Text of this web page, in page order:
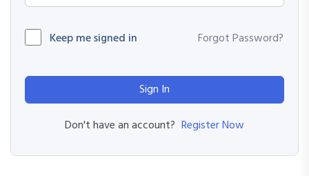
Keep me signed in Forgot Password?
Sign In
Don't have an account? Register Now